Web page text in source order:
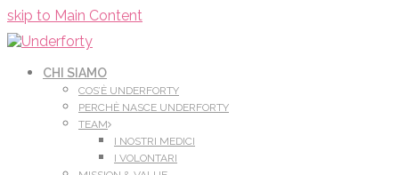
skip to Main Content
CHI SIAMO
COS’È UNDERFORTY
PERCHÈ NASCE UNDERFORTY
TEAM
I NOSTRI MEDICI
I VOLONTARI